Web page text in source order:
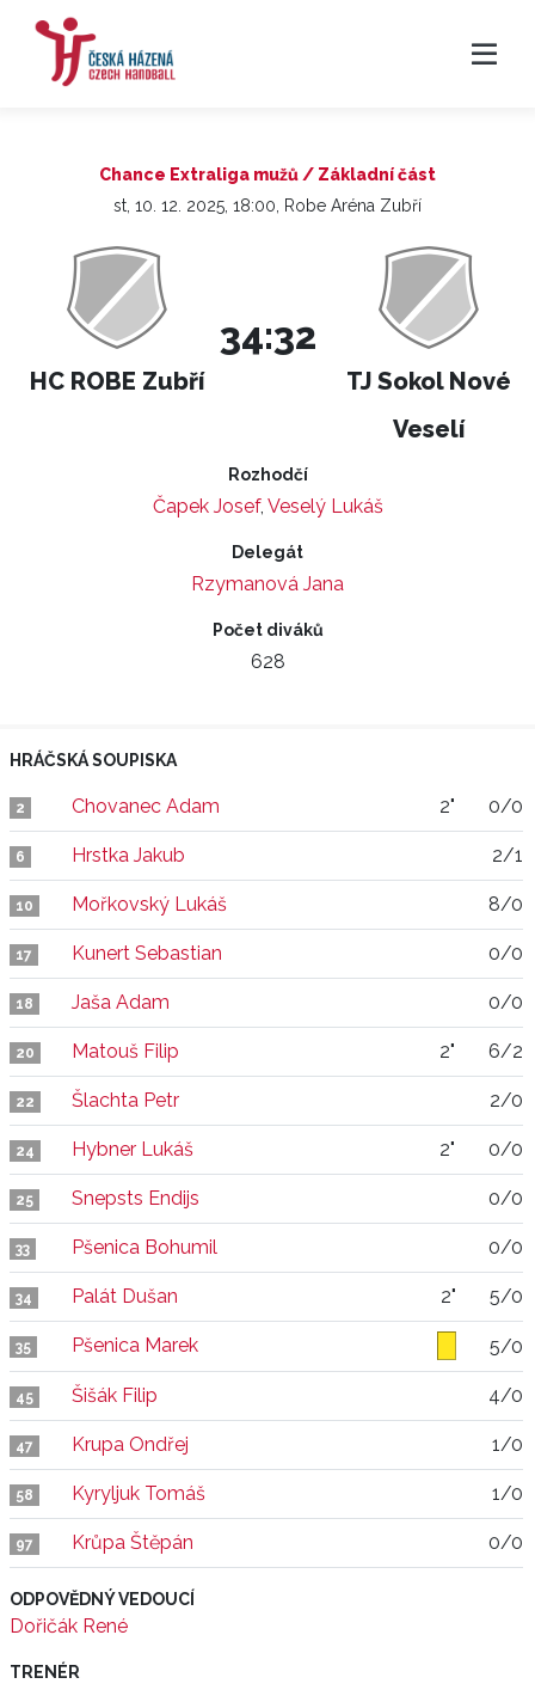
Chance Extraliga mužů / Základní část
st, 10. 12. 2025, 18:00, Robe Aréna Zubří
HC ROBE Zubří
34:32
TJ Sokol Nové
Veselí
Rozhodčí
Čapek Josef, Veselý Lukáš
Delegát
Rzymanová Jana
Počet diváků
628
HRÁČSKÁ SOUPISKA
2 Chovanec Adam 2" 0/0
6 Hrstka Jakub 2/1
10 Mořkovský Lukáš 8/0
17 Kunert Sebastian 0/0
18 Jaša Adam 0/0
20 Matouš Filip 2" 6/2
22 Šlachta Petr 2/0
24 Hybner Lukáš 2" 0/0
25 Snepsts Endijs 0/0
33 Pšenica Bohumil 0/0
34 Palát Dušan 2" 5/0
35 Pšenica Marek 5/0
45 Šišák Filip 4/0
47 Krupa Ondřej 1/0
58 Kyryljuk Tomáš 1/0
97 Krůpa Štěpán 0/0
ODPOVĚDNÝ VEDOUCÍ
Dořičák René
TRENÉR